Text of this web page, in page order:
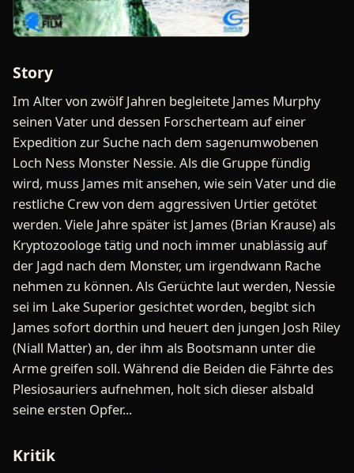
Story
Im Alter von zwölf Jahren begleitete James Murphy
seinen Vater und dessen Forscherteam auf einer
Expedition zur Suche nach dem sagenumwobenen
Loch Ness Monster Nessie. Als die Gruppe fündig
wird, muss James mit ansehen, wie sein Vater und die
restliche Crew von dem aggressiven Urtier getötet
werden. Viele Jahre später ist James (Brian Krause) als
Kryptozoologe tätig und noch immer unablässig auf
der Jagd nach dem Monster, um irgendwann Rache
nehmen zu können. Als Gerüchte laut werden, Nessie
sei im Lake Superior gesichtet worden, begibt sich
James sofort dorthin und heuert den jungen Josh Riley
(Niall Matter) an, der ihm als Bootsmann unter die
Arme greifen soll. Während die Beiden die Fährte des
Plesiosauriers aufnehmen, holt sich dieser alsbald
seine ersten Opfer...
Kritik